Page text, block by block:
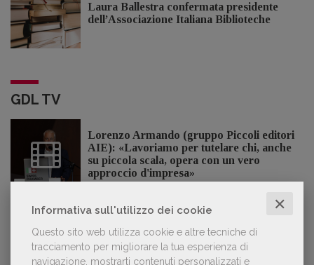
Informativa sull'utilizzo dei cookie ✕
Questo sito web utilizza cookie e altre tecniche di
tracciamento per migliorare la tua esperienza di
navigazione, mostrarti contenuti personalizzati e
Laura Ballestra confermata presidente
dell’Associazione Italiana Biblioteche
GDL TV
Lorenzo Armando (gruppo Piccoli editori
AIE): «Lavoriamo per tutelare chi, anche
su piccola scala, opera con un vero
approccio d'impresa»
OFFERTE DI LAVORO